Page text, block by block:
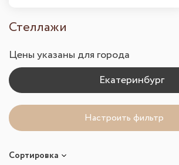
Стеллажи
Цены указаны для города
Настроить фильтр
Сортировка